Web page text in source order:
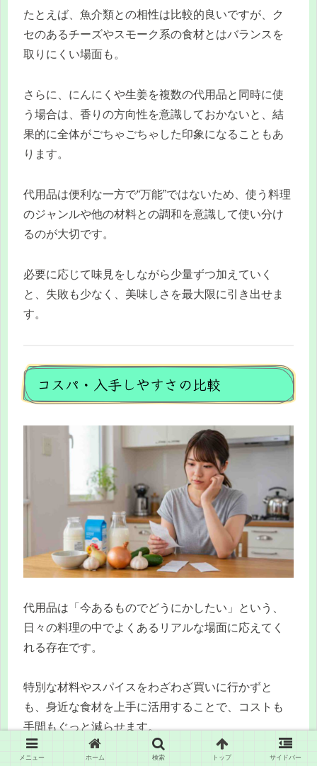
たとえば、魚介類との相性は比較的良いですが、ク
セのあるチーズやスモーク系の食材とはバランスを
取りにくい場面も。
さらに、にんにくや生姜を複数の代用品と同時に使
う場合は、香りの方向性を意識しておかないと、結
果的に全体がごちゃごちゃした印象になることもあ
ります。
代用品は便利な一方で“万能”ではないため、使う料理
のジャンルや他の材料との調和を意識して使い分け
るのが大切です。
必要に応じて味見をしながら少量ずつ加えていく
と、失敗も少なく、美味しさを最大限に引き出せま
す。
コスパ・入手しやすさの比較
代用品は「今あるものでどうにかしたい」という、
日々の料理の中でよくあるリアルな場面に応えてく
れる存在です。
特別な材料やスパイスをわざわざ買いに行かずと
も、身近な食材を上手に活用することで、コストも
手間もぐっと減らせます。
メニュー ホーム 検索 トップ サイドバー